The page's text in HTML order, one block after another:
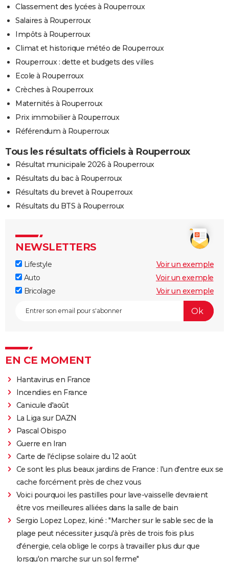
Classement des lycées à Rouperroux
Salaires à Rouperroux
Impôts à Rouperroux
Climat et historique météo de Rouperroux
Rouperroux : dette et budgets des villes
Ecole à Rouperroux
Crèches à Rouperroux
Maternités à Rouperroux
Prix immobilier à Rouperroux
Référendum à Rouperroux
Tous les résultats officiels à Rouperroux
Résultat municipale 2026 à Rouperroux
Résultats du bac à Rouperroux
Résultats du brevet à Rouperroux
Résultats du BTS à Rouperroux
NEWSLETTERS
Lifestyle
Voir un exemple
Auto
Voir un exemple
Bricolage
Voir un exemple
EN CE MOMENT
Hantavirus en France
Incendies en France
Canicule d'août
La Liga sur DAZN
Pascal Obispo
Guerre en Iran
Carte de l'éclipse solaire du 12 août
Ce sont les plus beaux jardins de France : l'un d'entre eux se
cache forcément près de chez vous
Voici pourquoi les pastilles pour lave-vaisselle devraient
être vos meilleures alliées dans la salle de bain
Sergio Lopez Lopez, kiné : "Marcher sur le sable sec de la
plage peut nécessiter jusqu'à près de trois fois plus
d'énergie, cela oblige le corps à travailler plus dur que
lorsqu'on marche sur un sol ferme"